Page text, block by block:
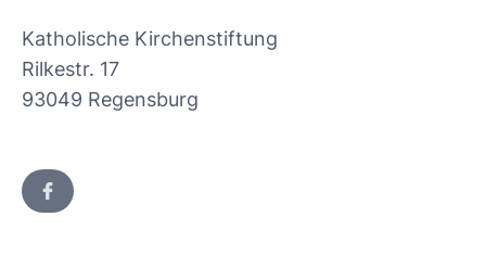
Katholische Kirchenstiftung
Rilkestr. 17
93049 Regensburg